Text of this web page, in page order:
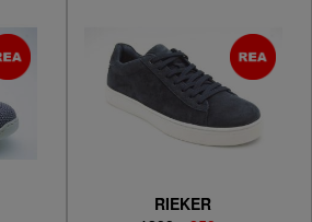
RIEKER